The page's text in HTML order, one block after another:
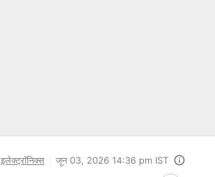
इलेक्ट्रॉनिक्स जून 03, 2026 14:36 pm IST